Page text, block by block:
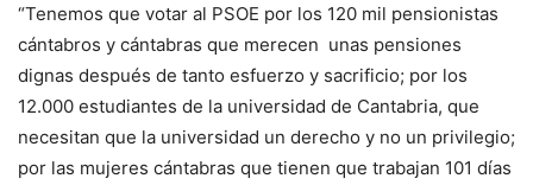
“Tenemos que votar al PSOE por los 120 mil pensionistas
cántabros y cántabras que merecen unas pensiones
dignas después de tanto esfuerzo y sacrificio; por los
12.000 estudiantes de la universidad de Cantabria, que
necesitan que la universidad un derecho y no un privilegio;
por las mujeres cántabras que tienen que trabajan 101 días